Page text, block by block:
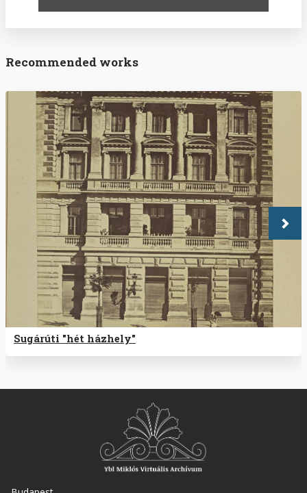
Recommended works
Sugárúti "hét házhely"